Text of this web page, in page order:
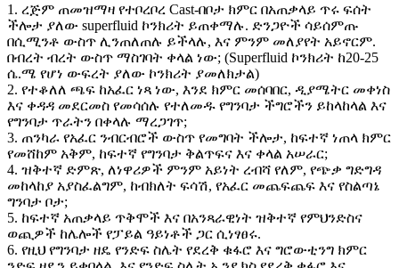
1. ረጅም ጠመዝማዛ የተቦረቦረ Cast-በቦታ ክምር በአጠቃላይ ጥሩ ፍሰት
ችሎታ ያለው superfluid ኮንክሪት ይጠቀማሉ. ድንጋዮች ሳይሰምጡ
በሲሚንቶ ውስጥ ሊንጠለጠሉ ይችላሉ, እና ምንም መለያየት አይኖርም.
በብረት ብረት ውስጥ ማስገባት ቀላል ነው; (Superfluid ኮንክሪት ከ20-25
ሴ.ሜ የሆነ ውፍረት ያለው ኮንክሪት ያመለክታል)
2. የተቆለለ ጫፍ ከአፈር ነጻ ነው, እንደ ክምር መሰባበር, ዲያሜትር መቀነስ
እና ቀዳዳ መደርመስ የመሳሰሉ የተለመዱ የግንባታ ችግሮችን ይከላከላል እና
የግንባታ ጥራትን በቀላሉ ማረጋገጥ;
3. ጠንካራ የአፈር ንብርብሮች ውስጥ የመግባት ችሎታ, ከፍተኛ ነጠላ ክምር
የመሸከም አቅም, ከፍተኛ የግንባታ ቅልጥፍና እና ቀላል አሠራር;
4. ዝቅተኛ ድምጽ, ለነዋሪዎች ምንም አይነት ረብሻ የለም, የጭቃ ግድግዳ
መከላከያ አያስፈልግም, ከብክለት ፍሳሽ, የአፈር መጨፍጨፍ እና የስልጣኔ
ግንባታ ቦታ;
5. ከፍተኛ አጠቃላይ ጥቅሞች እና በአንጻራዊነት ዝቅተኛ የምህንድስና
ወጪዎች ከሌሎች የፓይል ዓይነቶች ጋር ሲነፃፀሩ.
6. የዚህ የግንባታ ዘዴ የንድፍ ስሌት የደረቅ ቁፋሮ እና ግሮውቲንግ ክምር